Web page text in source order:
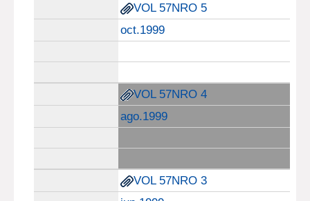
VOL 57NRO 5
oct.1999
VOL 57NRO 4
ago.1999
VOL 57NRO 3